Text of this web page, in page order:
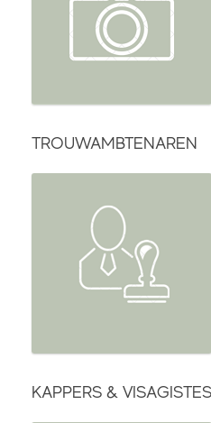
TROUWAMBTENAREN
KAPPERS & VISAGISTES